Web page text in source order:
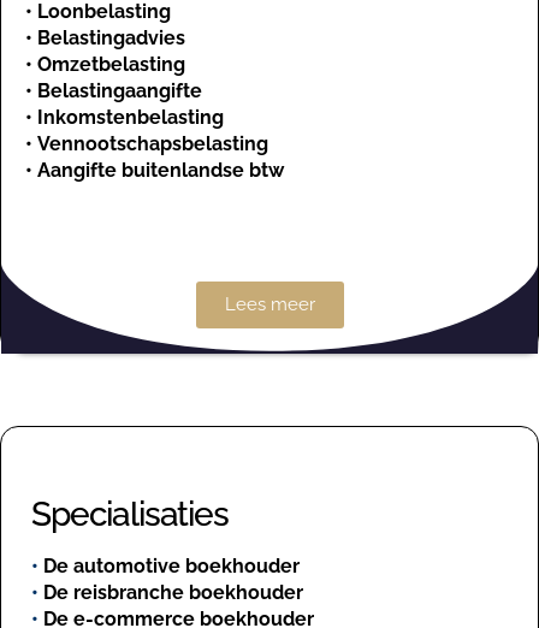
• Loonbelasting
• Belastingadvies
• Omzetbelasting
• Belastingaangifte
• Inkomstenbelasting
• Vennootschapsbelasting
• Aangifte buitenlandse btw
Lees meer
Specialisaties
• De automotive boekhouder
• De reisbranche boekhouder
• De e-commerce boekhouder